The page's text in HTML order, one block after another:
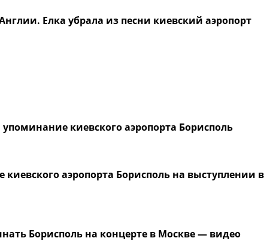
Елка убрала из песни киевский аэропорт
киевского аэропорта Борисполь
аэропорта Борисполь на выступлении в
Борисполь на концерте в Москве — видео